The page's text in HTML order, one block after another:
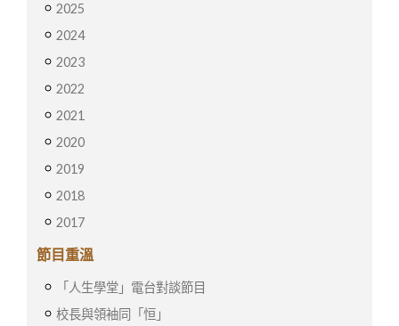
2025
2024
2023
2022
2021
2020
2019
2018
2017
節目重溫
「人生學堂」電台對談節目
校長與領袖同「恒」